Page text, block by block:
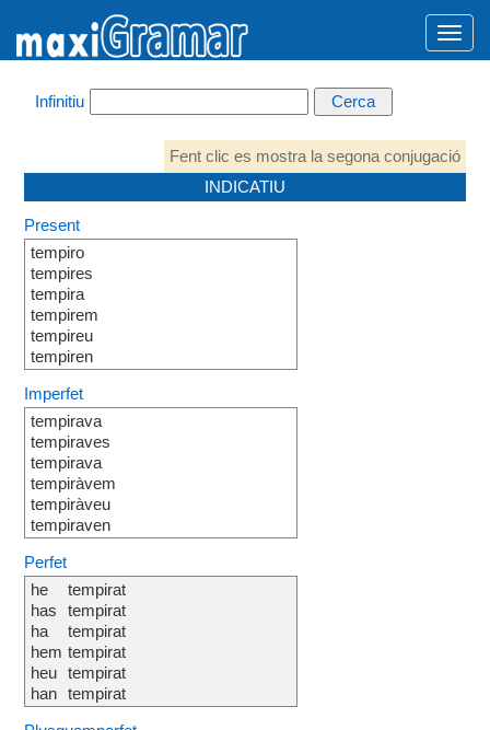
Infinitiu
Fent clic es mostra la segona conjugació
INDICATIU
Present
tempiro
tempires
tempira
tempirem
tempireu
tempiren
Imperfet
tempirava
tempiraves
tempirava
tempiràvem
tempiràveu
tempiraven
Perfet
he
has
ha
hem
heu
han
tempirat
tempirat
tempirat
tempirat
tempirat
tempirat